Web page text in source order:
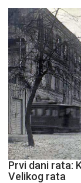
Prvi dani rata:
Velikog rata